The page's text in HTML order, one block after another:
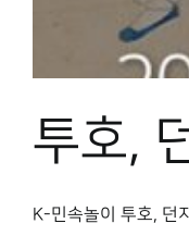
투호,
K-민속놀이 투호, 던